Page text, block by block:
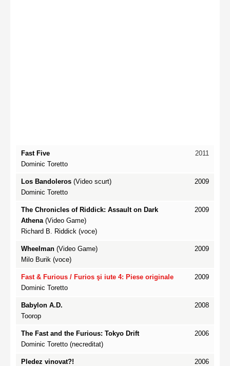
2011
Fast Five
Dominic Toretto
2009
Los Bandoleros (Video scurt)
Dominic Toretto
2009
The Chronicles of Riddick: Assault on Dark
Athena(Video Game)
Richard B. Riddick (voce)
2009
Wheelman (Video Game)
Milo Burik (voce)
2009
Fast & Furious / Furios şi iute 4: Piese originale
Dominic Toretto
2008
Babylon A.D.
Toorop
2006
The Fast and the Furious: Tokyo Drift
Dominic Toretto (necreditat)
2006
Pledez vinovat?!